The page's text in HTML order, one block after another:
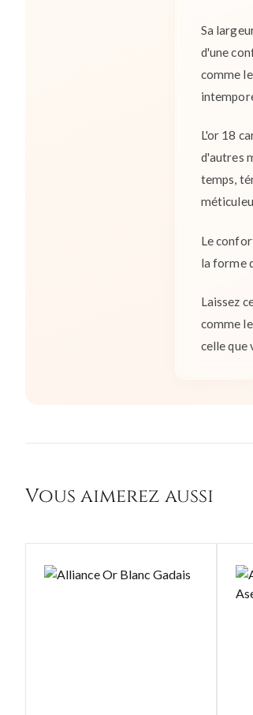
Sa
d'une
comme
L'or 18
d'autres
temps,
Le
la forme
Laissez
comme
celle que
Vous aimerez aussi